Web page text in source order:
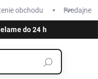
obchodu Predajne
do 24 h